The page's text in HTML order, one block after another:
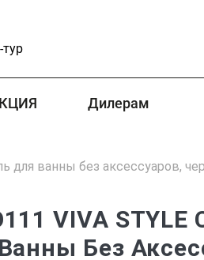
тур
Дилерам
для ванны без аксессуаров,
VIVA
Без